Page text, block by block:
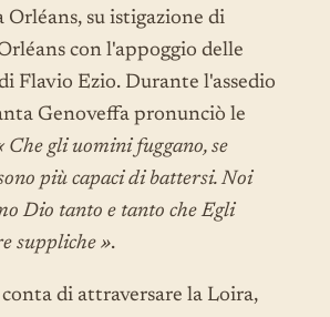
Orléans, su istigazione di
con l'appoggio delle
Flavio Ezio. Durante l'assedio
Genoveffa pronunciò le
Che gli uomini fuggano, se
più capaci di battersi. Noi
Dio tanto e tanto che Egli
suppliche ».
di attraversare la Loira,